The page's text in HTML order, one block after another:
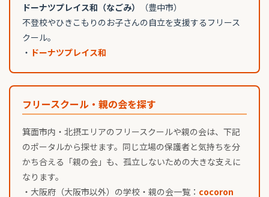
ドーナツプレイス和（なごみ）
（豊中市）
不登校やひきこもりのお子さんの自立を支援するフリース
クール。
・ ドーナツプレイス和
フリースクール・親の会を探す
箕面市内・北摂エリアのフリースクールや親の会は、下記
のポータルから探せます。同じ立場の保護者と気持ちを分
かち合える「親の会」も、孤立しないための大きな支えに
なります。
・大阪府（大阪市以外）の学校・親の会一覧： cocoron